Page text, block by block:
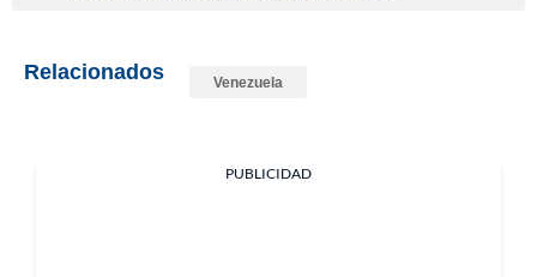
Relacionados Venezuela
PUBLICIDAD